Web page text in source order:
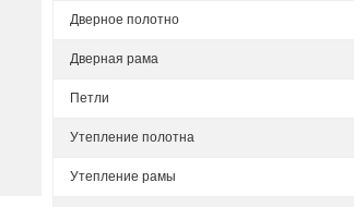
Дверное полотно
Дверная рама
Петли
Утепление полотна
Утепление рамы